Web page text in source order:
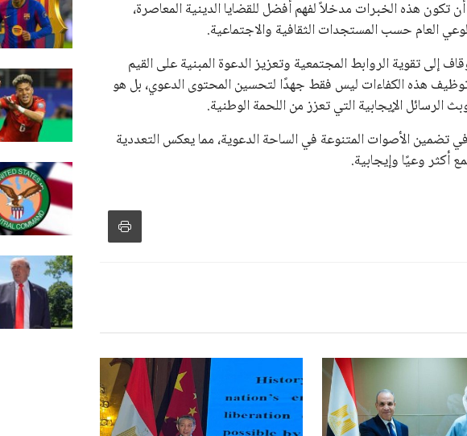
هذه الخبرات مدخلاً لفهم أفضل للقضايا الدينية المعاصرة،
العام حسب المستجدات الثقافية والاجتماعية.
إلى تقوية الروابط المجتمعية وتعزيز الدعوة المبنية على القيم
توظيف هذه الكفاءات ليس فقط جهدًا لتحسين المحتوى الدعوي، بل هو
الرسائل الإيجابية التي تعزز من اللحمة الوطنية.
تضمين الأصوات المتنوعة في الساحة الدعوية، مما يعكس التعددية
أكثر وعيًا وإيجابية.